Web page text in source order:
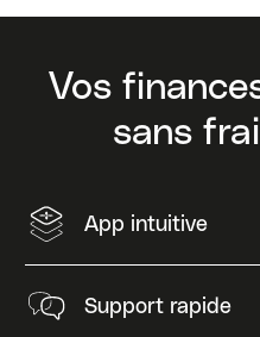
Vos
sans
App intuitive
Support rapide